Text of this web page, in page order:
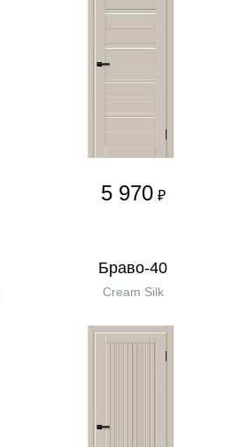
5 970 ₽
Браво-40
Cream Silk